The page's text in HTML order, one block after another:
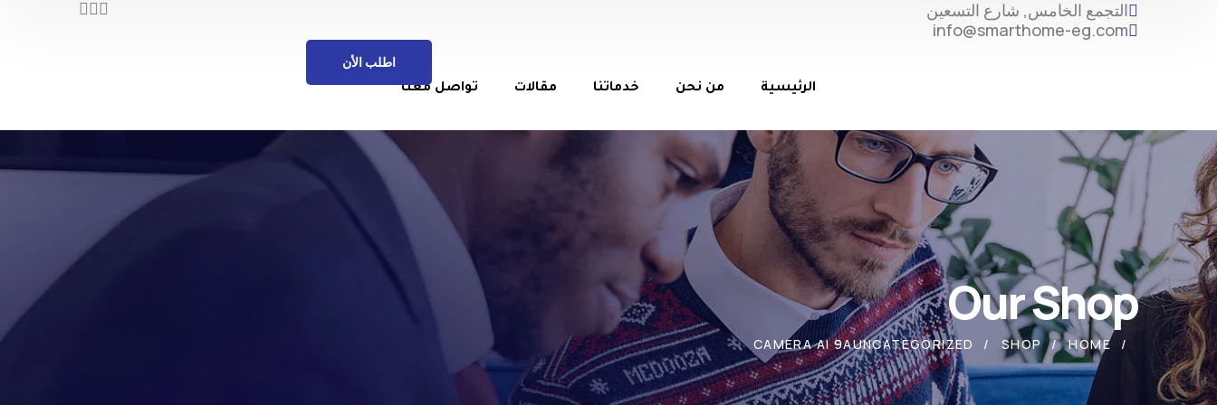
التجمع الخامس, شارع التسعين
info@smarthome-eg.com
الرئيسية من نحن خدماتنا مقالات تواصل معنا
اطلب الأن
Our Shop
HOME
SHOP
UNCATEGORIZED
CAMERA AI 9A